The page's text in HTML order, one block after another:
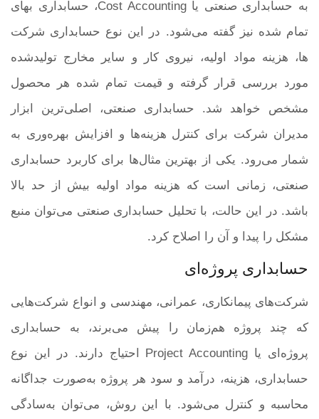
به حسابداری صنعتی یا Cost Accounting، حسابداری بهای
تمام شده نیز گفته می‌شود. در این نوع حسابداری شرکت
ها، هزینه مواد اولیه، نیروی کار و سایر مخارج تولیدشده
مورد بررسی قرار گرفته و قیمت تمام شده هر محصول
مشخص خواهد شد. حسابداری صنعتی، اصلی‌ترین ابزار
مدیران شرکت برای کنترل هزینه‌ها و افزایش بهره‌وری به
شمار می‌رود. یکی از بهترین مثال‌ها برای کاربرد حسابداری
صنعتی، زمانی است که هزینه مواد اولیه بیش از حد بالا
باشد. در این حالت، با تحلیل حسابداری صنعتی می‌توان منبع
مشکل را پیدا و آن را اصلاح کرد.
حسابداری پروژه‌ای
شرکت‌های پیمانکاری، عمرانی، مهندسی و انواع شرکت‌هایی
که چند پروژه هم‌زمان را پیش می‌برند، به حسابداری
پروژه‌ای یا Project Accounting احتیاج دارند. در این نوع
حسابداری، هزینه، درآمد و سود هر پروژه به‌صورت جداگانه
محاسبه و کنترل می‌شود. با این روش، می‌توان به‌سادگی